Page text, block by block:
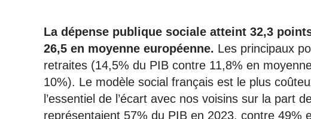
La dépense publique sociale atteint 32,3
26,5 en moyenne européenne. Les principaux
retraites (14,5% du PIB contre 11,8% en
10%). Le modèle social français est le plus
l’essentiel de l’écart avec nos voisins sur la part
représentaient 57% du PIB en 2023, contre 49%